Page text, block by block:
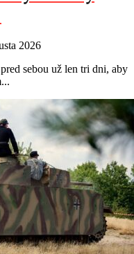
2026
sebou už len tri dni, aby